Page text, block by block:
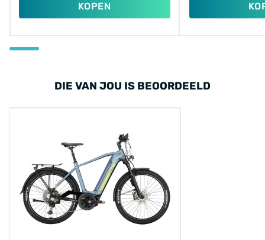
KOPEN
DIE VAN JOU IS BEOORDEELD